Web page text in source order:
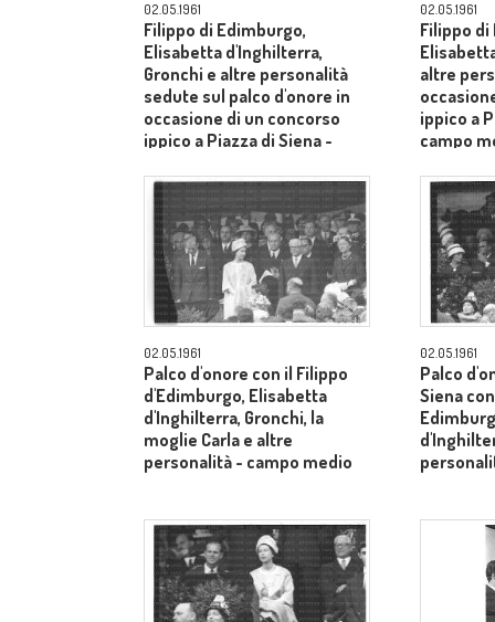
02.05.1961
Filippo di Edimburgo,
Elisabetta d'Inghilterra,
Gronchi e altre personalità
sedute sul palco d'onore in
occasione di un concorso
ippico a Piazza di Siena -
02.05.1961
Filippo di
altre
ippico a
campo
02.05.1961
Palco d'onore con il Filippo
d'Edimburgo, Elisabetta
d'Inghilterra, Gronchi, la
moglie Carla e altre
personalità - campo medio
02.05.1961
Palco
Siena